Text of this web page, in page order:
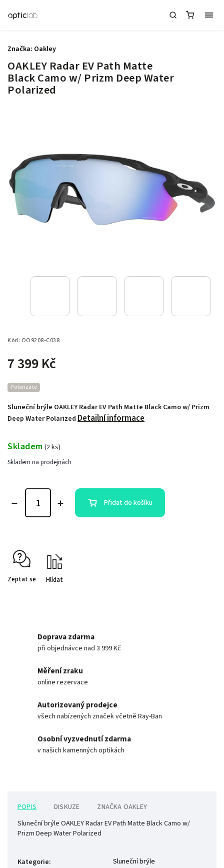
OAKLEY Radar EV Path Matte
Black Camo w/ Prizm Deep Water
Polarized
Kód: OO9208-C038
7 399 Kč
Sluneční brýle OAKLEY Radar EV Path Matte Black Camo w/ Prizm
Deep Water Polarized Detailní informace
Polarizace
Značka: Oakley
Skladem (2 ks)
Skladem na prodejnách
Přidat do košíku
Zeptat se Hlídat
Doprava zdarma
při objednávce nad 3 999 Kč
Měření zraku
online rezervace
Autorizovaný prodejce
všech nabízených značek včetně Ray-Ban
Osobní vyzvednutí zdarma
v našich kamenných optikách
POPIS DISKUZE ZNAČKA OAKLEY
Sluneční brýle OAKLEY Radar EV Path Matte Black Camo w/
Prizm Deep Water Polarized
Kategorie:
Sluneční brýle